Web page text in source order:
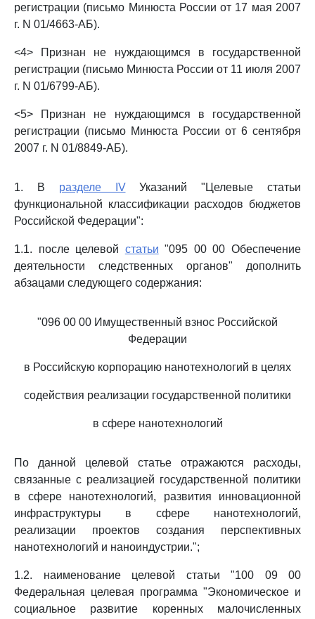
регистрации (письмо Минюста России от 17 мая 2007
г. N 01/4663-АБ).
<4> Признан не нуждающимся в государственной
регистрации (письмо Минюста России от 11 июля 2007
г. N 01/6799-АБ).
<5> Признан не нуждающимся в государственной
регистрации (письмо Минюста России от 6 сентября
2007 г. N 01/8849-АБ).
1. В разделе IVУказаний "Целевые статьи
функциональной классификации расходов бюджетов
Российской Федерации":
1.1. после целевой статьи "095 00 00 Обеспечение
деятельности следственных органов" дополнить
абзацами следующего содержания:
"096 00 00 Имущественный взнос Российской
Федерации
в Российскую корпорацию нанотехнологий в целях
содействия реализации государственной политики
в сфере нанотехнологий
По данной целевой статье отражаются расходы,
связанные с реализацией государственной политики
в сфере нанотехнологий, развития инновационной
инфраструктуры в сфере нанотехнологий,
реализации проектов создания перспективных
нанотехнологий и наноиндустрии.";
1.2. наименование целевой статьи "100 09 00
Федеральная целевая программа "Экономическое и
социальное развитие коренных малочисленных